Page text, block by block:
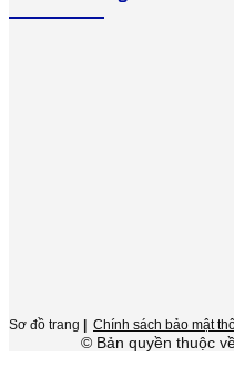
Sơ đồ trang | Chính sách bảo mật
© Bản quyền thuộc